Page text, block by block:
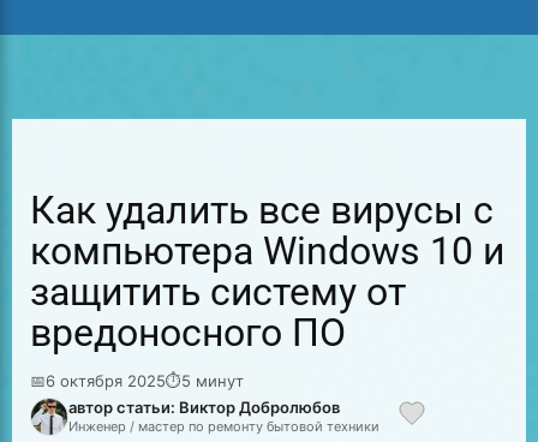
Как удалить все вирусы с
компьютера Windows 10 и
защитить систему от
вредоносного ПО
📅6 октября 2025⏱5 минут
автор статьи: Виктор Добролюбов
Инженер / мастер по ремонту бытовой техники